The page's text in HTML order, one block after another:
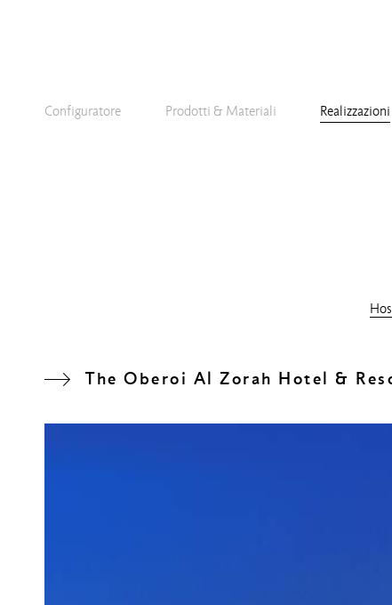
Configuratore Prodotti & Materiali Realizzazioni
The Oberoi Al Zorah Hotel &